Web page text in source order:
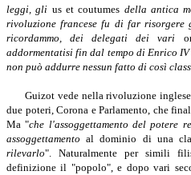
leggi, gli us et coutumes della antica
rivoluzione francese fu di far
ricordammo, dei delegati dei vari
addormentatisi fin dal tempo di Enrico
non può addurre nessun fatto di così
Guizot vede nella rivoluzione
due poteri, Corona e Parlamento, che
Ma "che l'assoggettamento del potere
assoggettamento al dominio di una
rilevarlo". Naturalmente per simili
definizione il "popolo", e dopo vari